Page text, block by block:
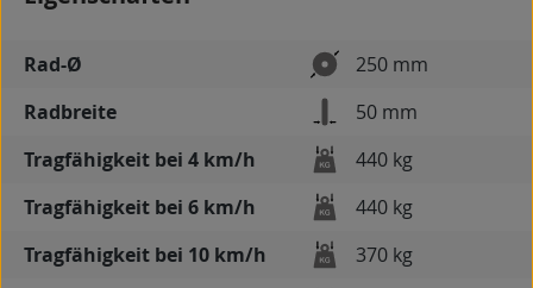
Rad-Ø
250 mm
Radbreite
50 mm
Tragfähigkeit bei 4 km/h
440 kg
Tragfähigkeit bei 6 km/h
440 kg
Tragfähigkeit bei 10 km/h
370 kg